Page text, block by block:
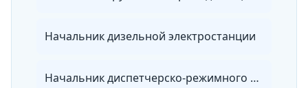
Начальник дизельной электростанции
Начальник диспетчерско-режимного отдела энергосбытовой организации